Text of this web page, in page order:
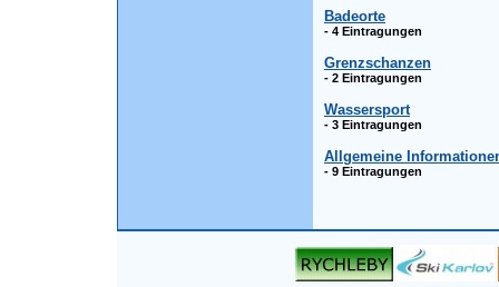
Badeorte
- 4 Eintragungen
Grenzschanzen
- 2 Eintragungen
Wassersport
- 3 Eintragungen
Allgemeine
- 9 Eintragungen